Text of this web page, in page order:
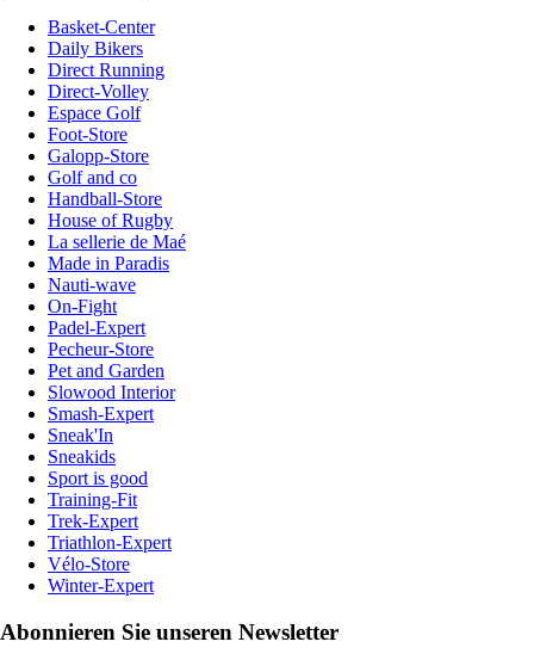
Basket-Center
Daily Bikers
Direct Running
Direct-Volley
Espace Golf
Foot-Store
Galopp-Store
Golf and co
Handball-Store
House of Rugby
La sellerie de Maé
Made in Paradis
Nauti-wave
On-Fight
Padel-Expert
Pecheur-Store
Pet and Garden
Slowood Interior
Smash-Expert
Sneak'In
Sneakids
Sport is good
Training-Fit
Trek-Expert
Triathlon-Expert
Vélo-Store
Winter-Expert
Abonnieren Sie unseren Newsletter